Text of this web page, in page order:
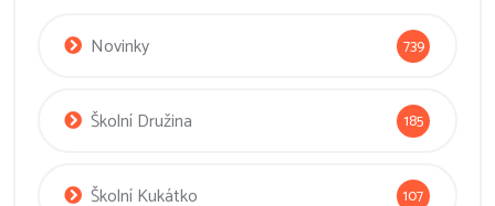
Novinky 739
Školní Družina 185
Školní Kukátko 107